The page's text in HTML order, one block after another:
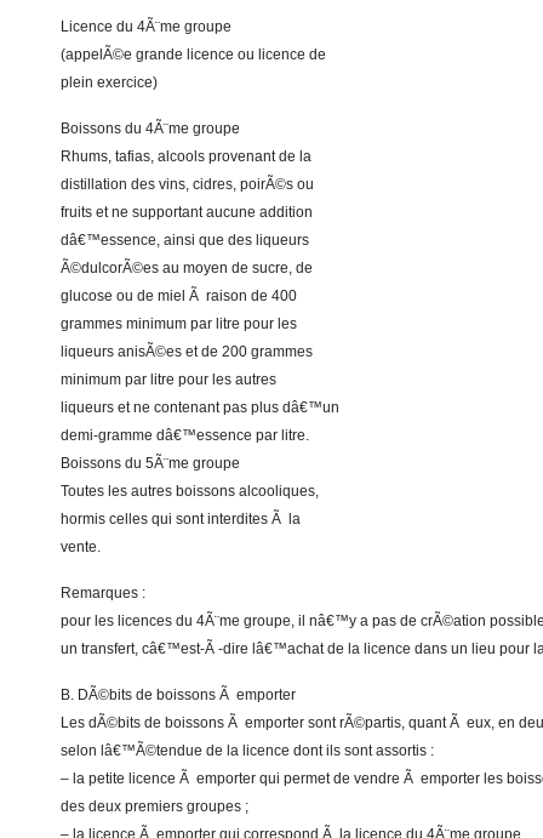
Licence du 4Ã¨me groupe
(appelÃ©e grande licence ou licence de
plein exercice)
Boissons du 4Ã¨me groupe
Rhums, tafias, alcools provenant de la
distillation des vins, cidres, poirÃ©s ou
fruits et ne supportant aucune addition
dâ€™essence, ainsi que des liqueurs
Ã©dulcorÃ©es au moyen de sucre, de
glucose ou de miel Ã raison de 400
grammes minimum par litre pour les
liqueurs anisÃ©es et de 200 grammes
minimum par litre pour les autres
liqueurs et ne contenant pas plus dâ€™un
demi-gramme dâ€™essence par litre.
Boissons du 5Ã¨me groupe
Toutes les autres boissons alcooliques,
hormis celles qui sont interdites Ã la
vente.
Remarques :
pour les licences du 4Ã¨me groupe, il nâ€™y a pas de crÃ©ation
un transfert, câ€™est-Ã -dire lâ€™achat de la licence dans un lieu pour
B. DÃ©bits de boissons Ã emporter
Les dÃ©bits de boissons Ã emporter sont rÃ©partis, quant Ã eux, en
selon lâ€™Ã©tendue de la licence dont ils sont assortis :
– la petite licence Ã emporter qui permet de vendre Ã emporter les
des deux premiers groupes ;
– la licence Ã emporter qui correspond Ã la licence du 4Ã¨me groupe.